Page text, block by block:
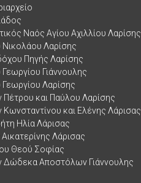
Ναός Αγίου Αχιλλίου Λαρίσης
Νικολάου Λαρίσης
Πηγής Λαρίσης
Γιάννουλης
Γεωργίου Λαρίσης
Πέτρου και Παύλου Λαρίσης
Κωνσταντίνου και Ελένης Λάρισας
Ηλία Λάρισας
Λάρισας
Θεού Σοφίας
Δώδεκα Αποστόλων Γιάννουλης